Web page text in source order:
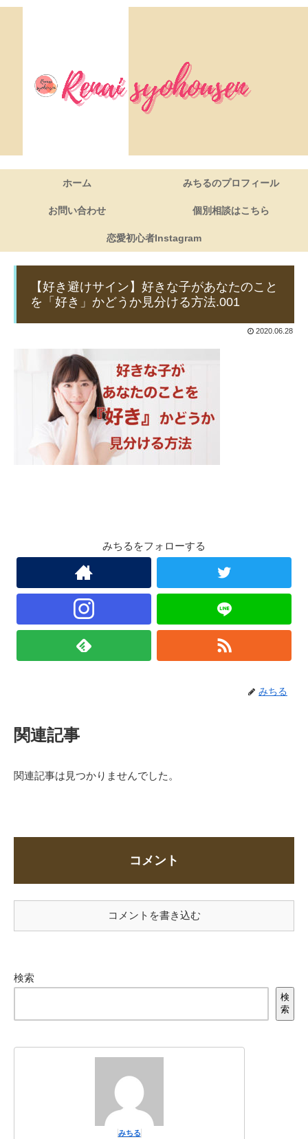
ホーム みちるのプロフィール
お問い合わせ 個別相談はこちら
恋愛初心者Instagram
【好き避けサイン】好きな子があなたのこと
を「好き」かどうか見分ける方法.001
2020.06.28
みちるをフォローする
みちる
関連記事
関連記事は見つかりませんでした。
コメント
コメントを書き込む
検索
検
索
みちる